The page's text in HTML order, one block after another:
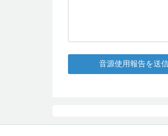
音源使用報告を送